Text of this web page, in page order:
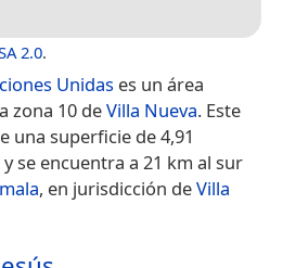
2.0.
Unidas es un área
zona 10 deVilla Nueva. Este
una superficie de 4,91
se encuentra a 21 km al sur
, en jurisdicción deVilla